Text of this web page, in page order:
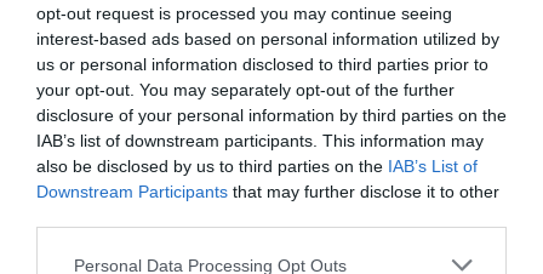
opt-out request is processed you may continue seeing
interest-based ads based on personal information utilized by
us or personal information disclosed to third parties prior to
your opt-out. You may separately opt-out of the further
disclosure of your personal information by third parties on the
IAB’s list of downstream participants. This information may
also be disclosed by us to third parties on the IAB’s List of
Downstream Participants that may further disclose it to other
Personal Data Processing Opt Outs
Instagram.com/@gwynethpaltrow
Η Paltrow και ο Brad Falchuk γνωρίστηκαν για
πρώτη φορά το 2010 κατά τη διάρκεια της guest
εμφάνισης της ηθοποιού στο Glee. Το ζευγάρι